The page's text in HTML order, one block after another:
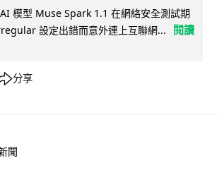
模型 Muse Spark 1.1 在網絡安全測試期
設定出錯而意外連上互聯網...
閱讀
分享
聞